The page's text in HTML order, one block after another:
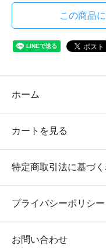
この商品
ホーム
カートを見る
特定商取引法に基づ
プライバシーポリシー
お問い合わせ